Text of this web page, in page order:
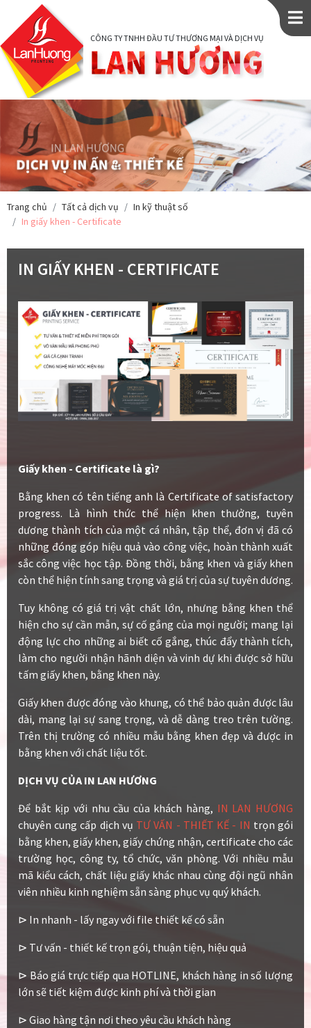
CÔNG TY TNHH ĐẦU TƯ THƯƠNG MẠI VÀ DỊCH VỤ
Trang chủ Tất cả dịch vụ
In kỹ thuật số
In giấy khen - Certificate
IN GIẤY KHEN - CERTIFICATE
Giấy khen - Certificate là gì?
Bằng khen có tên tiếng anh là Certificate of satisfactory
progress. Là hình thức thể hiện khen thưởng, tuyên
dương thành tích của một cá nhân, tập thể, đơn vị đã có
những đóng góp hiệu quả vào công việc, hoàn thành xuất
sắc công việc học tập. Đồng thời, bằng khen và giấy khen
còn thể hiện tính sang trọng và giá trị của sự tuyên dương.
Tuy không có giá trị vật chất lớn, nhưng bằng khen thể
hiện cho sự cần mẫn, sự cố gắng của mọi người; mang lại
động lực cho những ai biết cố gắng, thúc đẩy thành tích,
làm cho người nhận hãnh diện và vinh dự khi được sở hữu
tấm giấy khen, bằng khen này.
Giấy khen được đóng vào khung, có thể bảo quản được lâu
dài, mang lại sự sang trọng, và dễ dàng treo trên tường.
Trên thị trường có nhiều mẫu bằng khen đẹp và được in
bằng khen với chất liệu tốt.
DỊCH VỤ CỦA IN LAN HƯƠNG
Để bắt kịp với nhu cầu của khách hàng, IN LAN HƯƠNG
chuyên cung cấp dịch vụ TƯ VẤN - THIẾT KẾ - IN trọn gói
bằng khen, giấy khen, giấy chứng nhận, certificate cho các
trường học, công ty, tổ chức, văn phòng. Với nhiều mẫu
mã kiểu cách, chất liệu giấy khác nhau cùng đội ngũ nhân
viên nhiều kinh nghiệm sẵn sàng phục vụ quý khách.
⊳ In nhanh - lấy ngay với file thiết kế có sẵn
⊳ Tư vấn - thiết kế trọn gói, thuận tiện, hiệu quả
⊳ Báo giá trực tiếp qua HOTLINE, khách hàng in số lượng
lớn sẽ tiết kiệm được kinh phí và thời gian
⊳ Giao hàng tận nơi theo yêu cầu khách hàng